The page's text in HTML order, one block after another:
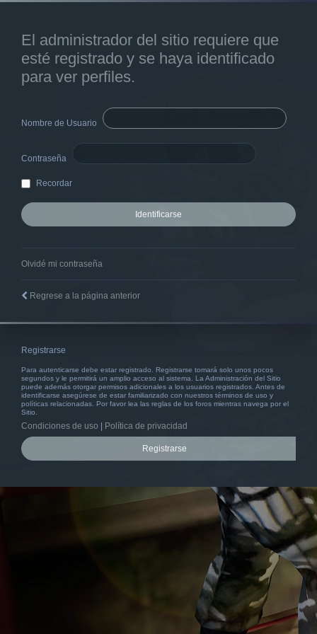
El administrador del sitio requiere que
esté registrado y se haya identificado
para ver perfiles.
Nombre de Usuario
Contraseña
Recordar
Olvidé mi contraseña
Regrese a la página anterior
Registrarse
Para autenticarse debe estar registrado. Registrarse tomará solo unos pocos
segundos y le permitirá un amplio acceso al sistema. La Administración del Sitio
puede además otorgar permisos adicionales a los usuarios registrados. Antes de
identificarse asegúrese de estar familiarizado con nuestros términos de uso y
políticas relacionadas. Por favor lea las reglas de los foros mientras navega por el
Sitio.
Condiciones de uso Política de privacidad
Registrarse